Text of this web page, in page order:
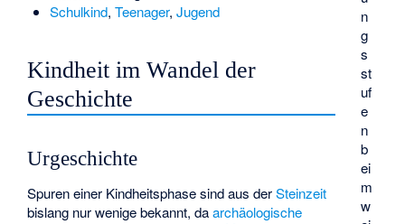
n
g
s
st
uf
e
n
b
ei
m
w
Schulkind, Teenager, Jugend
Kindheit im Wandel der
Geschichte
Urgeschichte
Spuren einer Kindheitsphase sind aus derSteinzeit
bislang nur wenige bekannt, daarchäologische